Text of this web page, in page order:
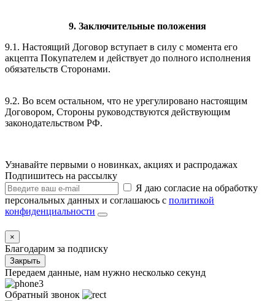
9. Заключительные положения
9.1. Настоящий Договор вступает в силу с момента его
акцепта Покупателем и действует до полного исполнения
обязательств Сторонами.
9.2. Во всем остальном, что не урегулировано настоящим
Договором, Стороны руководствуются действующим
законодательством РФ.
Узнавайте первыми о новинках, акциях и распродажах
Подпишитесь на рассылку
Я даю согласие на обработку
персональных данных и соглашаюсь с политикой
конфиденциальности
×
Благодарим за подписку
Закрыть
Передаем данные, нам нужно несколько секунд
Обратный звонок